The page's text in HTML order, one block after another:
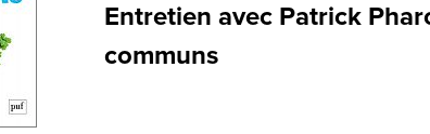
Entretien avec Patrick
communs